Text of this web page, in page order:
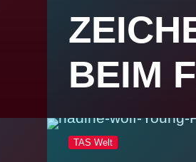
BEIM
TAS Welt